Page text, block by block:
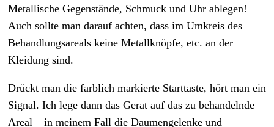
Metallische Gegenstände, Schmuck und Uhr ablegen!
Auch sollte man darauf achten, dass im Umkreis des
Behandlungsareals keine Metallknöpfe, etc. an der
Kleidung sind.
Drückt man die farblich markierte Starttaste, hört man ein
Signal. Ich lege dann das Gerat auf das zu behandelnde
Areal – in meinem Fall die Daumengelenke und